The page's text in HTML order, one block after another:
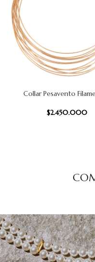
AÑADIR AL CARRITO
Collar Pesavento
$2.450.000